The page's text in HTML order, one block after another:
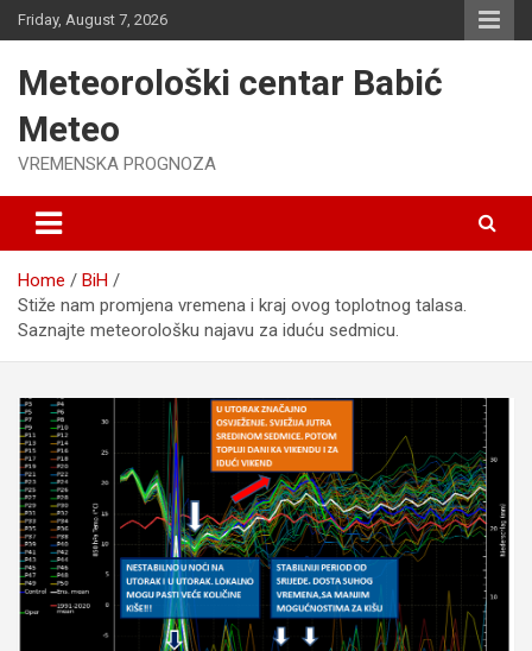
Skip
to
Friday, August 7, 2026
Meteorološki centar Babić
Meteo
VREMENSKA PROGNOZA
Home
BiH
Stiže nam promjena vremena i kraj ovog toplotnog talasa.
Saznajte meteorološku najavu za iduću sedmicu.